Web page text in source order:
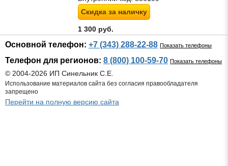
Скидка за наличку
1 300 руб.
Основной телефон: +7 (343) 288-22-88 Показать телефоны
Телефон для регионов: 8 (800) 100-59-70 Показать телефоны
© 2004-2026 ИП Синельник С.Е.
Использование материалов сайта без согласия правообладателя
запрещено
Перейти на полную версию сайта